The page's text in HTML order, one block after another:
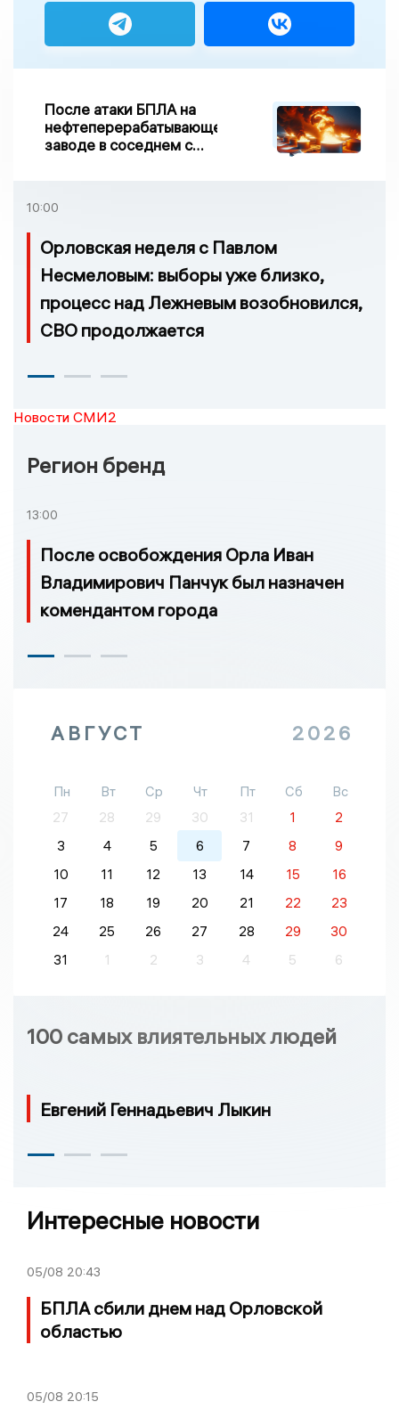
После атаки БПЛА на
нефтеперерабатывающем
заводе в соседнем с
10:00
Орловская неделя с Павлом
Несмеловым: выборы уже близко,
процесс над Лежневым возобновился,
СВО продолжается
Новости СМИ2
Регион бренд
13:00
После освобождения Орла Иван
Владимирович Панчук был назначен
комендантом города
АВГУСТ 2026
Пн Вт Ср Чт Пт Сб
Вс
27
28 29 30 31 1
2
3
4 5 6 7 8
9
10
11 12 13 14 15
16
17
18 19 20 21 22
23
24
25 26 27 28 29
30
31
1 2 3 4 5 6
100 самых влиятельных людей
Евгений Геннадьевич Лыкин
Интересные новости
05/08 20:43
БПЛА сбили днем над Орловской
областью
05/08 20:15